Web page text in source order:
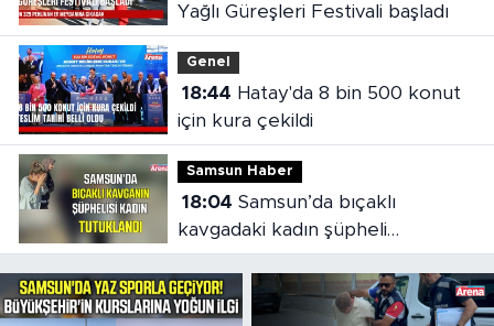
Yağlı Güreşleri Festivali başladı
Genel
18:44
için kura çekildi
Samsun Haber
18:04
kavgadaki kadın şüpheli
tutuklandı